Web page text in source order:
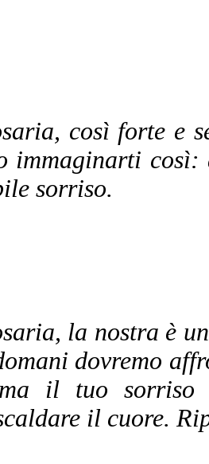
così forte e
immaginarti
sorriso.
la nostra è
dovremo
il tuo sorriso
il cuore.